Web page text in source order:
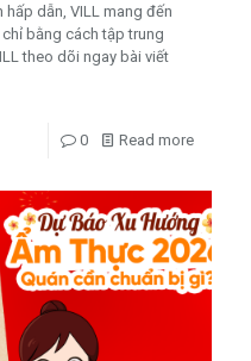
dẫn, VILL mang đến
bằng cách tập trung
theo dõi ngay bài viết
0 Read more